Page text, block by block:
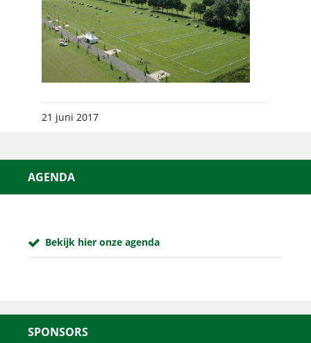
21 juni 2017
AGENDA
Bekijk hier onze agenda
SPONSORS